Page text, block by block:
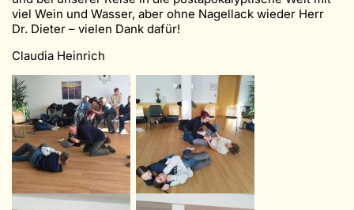
viel Wein und Wasser, aber ohne Nagellack wieder Herr
Dr. Dieter – vielen Dank dafür!
Claudia Heinrich